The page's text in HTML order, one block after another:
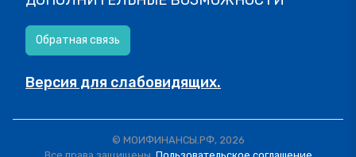
Обратная связь
Версия для слабовидящих.
© МОИФИНАНСЫ.РФ, 2026